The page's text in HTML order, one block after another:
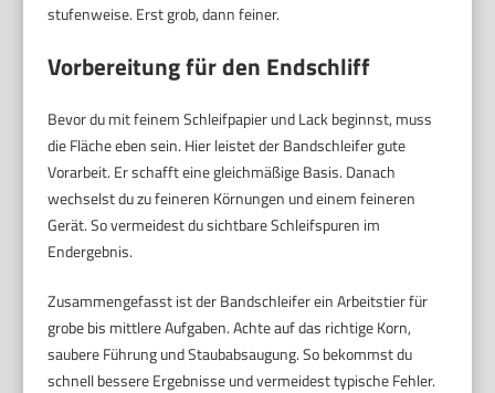
stufenweise. Erst grob, dann feiner.
Vorbereitung für den Endschliff
Bevor du mit feinem Schleifpapier und Lack beginnst, muss
die Fläche eben sein. Hier leistet der Bandschleifer gute
Vorarbeit. Er schafft eine gleichmäßige Basis. Danach
wechselst du zu feineren Körnungen und einem feineren
Gerät. So vermeidest du sichtbare Schleifspuren im
Endergebnis.
Zusammengefasst ist der Bandschleifer ein Arbeitstier für
grobe bis mittlere Aufgaben. Achte auf das richtige Korn,
saubere Führung und Staubabsaugung. So bekommst du
schnell bessere Ergebnisse und vermeidest typische Fehler.